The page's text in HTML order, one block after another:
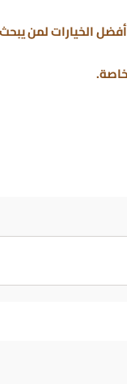
الخيارات لمن